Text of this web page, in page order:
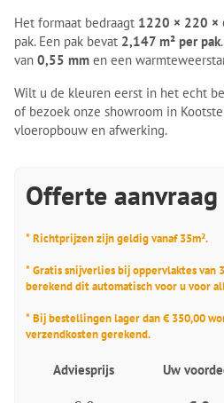
Het formaat bedraagt 1220 × 220 ×
pak. Een pak bevat 2,147 m² per pak
van 0,55 mm en een
Wilt u de kleuren eerst in het echt
of bezoek onze showroom in
vloeropbouw en afwerking.
Offerte aanvraag
* Richtprijzen zijn geldig vanaf 35m².
* Gratis snijverlies bij oppervlaktes van
berekend dit automatisch voor u voor
* Bij bestellingen lager dan € 350,00
verzendkosten gerekend.
Adviesprijs Uw